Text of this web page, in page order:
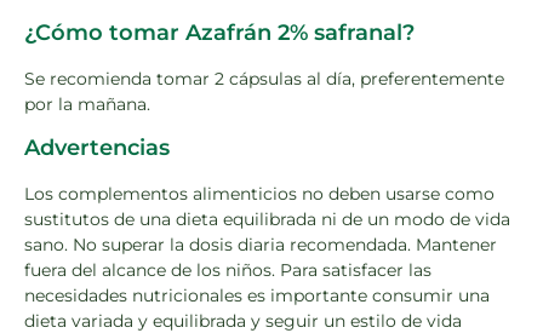
¿Cómo tomar Azafrán 2% safranal?
Se recomienda tomar 2 cápsulas al día, preferentemente
por la mañana.
Advertencias
Los complementos alimenticios no deben usarse como
sustitutos de una dieta equilibrada ni de un modo de vida
sano. No superar la dosis diaria recomendada. Mantener
fuera del alcance de los niños. Para satisfacer las
necesidades nutricionales es importante consumir una
dieta variada y equilibrada y seguir un estilo de vida